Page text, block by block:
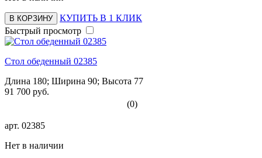
В КОРЗИНУ
КУПИТЬ В 1 КЛИК
Быстрый просмотр
Стол обеденный 02385
Длина 180; Ширина 90; Высота 77
91 700 руб.
(0)
арт. 02385
Нет в наличии